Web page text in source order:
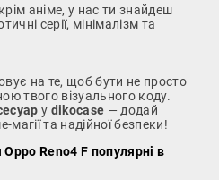
аніме, у нас ти знайдеш
серії, мінімалізм та
на те, щоб бути не просто
твого візуального коду.
у dikocase — додай
та надійної безпеки!
Reno4 F популярні в